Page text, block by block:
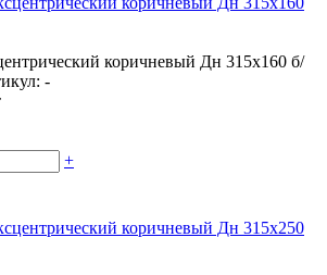
коричневый Дн 315х160 б/
-
+